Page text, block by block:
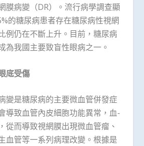
膜病變（DR）。流行病學調查顯
的糖尿病患者存在糖尿病性視網
例仍在不斷上升。目前，糖尿病
為我國主要致盲性眼病之一。
底受傷
變是糖尿病的主要微血管併發症
導致血管內皮細胞功能異常，血-
從而導致視網膜出現微血管瘤、
血管等一系列病理改變。根據是